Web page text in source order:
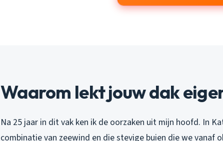
Waarom lekt jouw dak
Na 25 jaar in dit vak ken ik de oorzaken uit mijn hoofd. In
combinatie van zeewind en die stevige buien die we